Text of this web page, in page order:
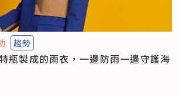
趨勢
瓶製成的雨衣，一邊防雨一邊守護海